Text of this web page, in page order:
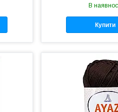
В
Купити